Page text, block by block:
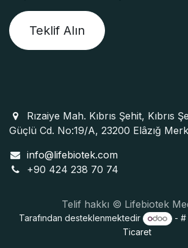
Teklif Alın
Rızaiye Mah. Kıbrıs Şehit, Kıbrıs
Güçlü Cd. No:19/A, 23200 Elâzığ
info@lifebiotek.com
+90 424 238 70 74
Telif hakkı © Lifebiotek
Tarafından desteklenmektedir - #
Ticaret